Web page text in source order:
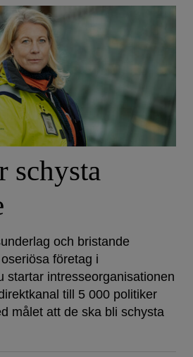
schysta
och bristande
företag i
startar intresseorganisationen
till 5 000 politiker
målet att de ska bli schysta